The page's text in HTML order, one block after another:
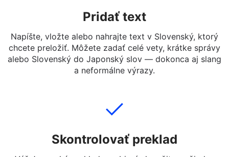
Pridať text
Napíšte, vložte alebo nahrajte text v Slovenský, ktorý
chcete preložiť. Môžete zadať celé vety, krátke správy